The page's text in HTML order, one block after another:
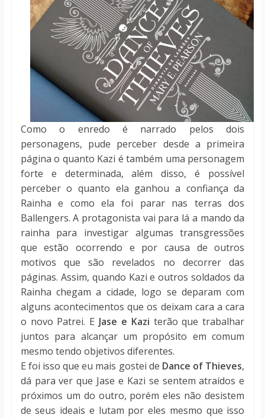
Como o enredo é narrado pelos dois
personagens, pude perceber desde a primeira
página o quanto Kazi é também uma personagem
forte e determinada, além disso, é possível
perceber o quanto ela ganhou a confiança da
Rainha e como ela foi parar nas terras dos
Ballengers. A protagonista vai para lá a mando da
rainha para investigar algumas transgressões
que estão ocorrendo e por causa de outros
motivos que são revelados no decorrer das
páginas. Assim, quando Kazi e outros soldados da
Rainha chegam a cidade, logo se deparam com
alguns acontecimentos que os deixam cara a cara
o novo Patrei. E Jase e Kazi terão que trabalhar
juntos para alcançar um propósito em comum
mesmo tendo objetivos diferentes.
E foi isso que eu mais gostei de Dance of Thieves,
dá para ver que Jase e Kazi se sentem atraídos e
próximos um do outro, porém eles não desistem
de seus ideais e lutam por eles mesmo que isso